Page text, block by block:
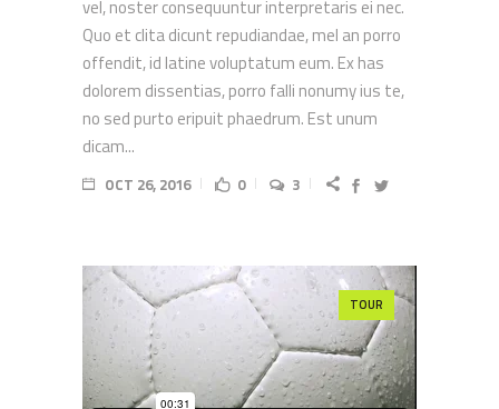
vel, noster consequuntur interpretaris ei nec.
Quo et clita dicunt repudiandae, mel an porro
offendit, id latine voluptatum eum. Ex has
dolorem dissentias, porro falli nonumy ius te,
no sed purto eripuit phaedrum. Est unum
dicam...
OCT 26, 2016 0 3
TOUR